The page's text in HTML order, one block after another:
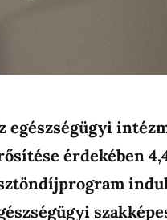
egészségügyi
érdekében